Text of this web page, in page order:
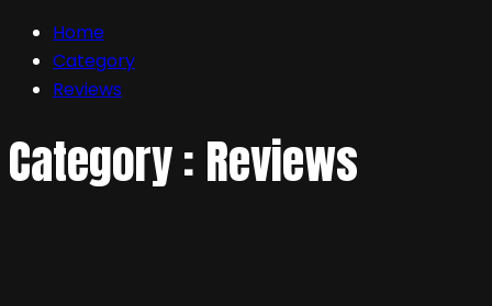
Home
Category
Reviews
Category : Reviews